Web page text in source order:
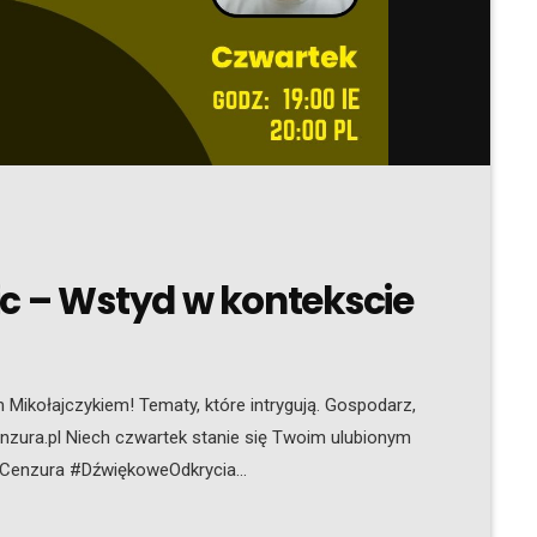
– Wstyd w kontekscie
Tematy, które intrygują. Gospodarz,
Niech czwartek stanie się Twoim ulubionym
#DźwiękoweOdkrycia
Mikołajczyk